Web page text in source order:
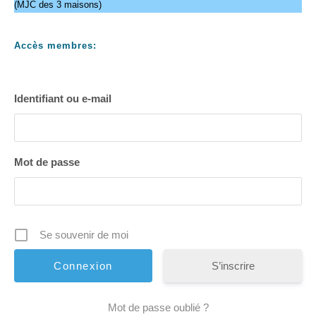
(MJC des 3 maisons)
Accès membres:
Identifiant ou e-mail
Mot de passe
Se souvenir de moi
S’inscrire
Mot de passe oublié ?